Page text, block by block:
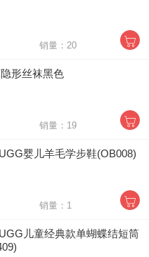
销量：20
形丝袜黑色
销量：19
婴儿羊毛学步鞋(OB008)
销量：1
儿童经典款单蝴蝶结短筒